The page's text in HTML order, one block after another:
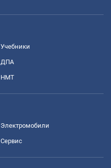
Учебники
ДПА
НМТ
Электромобили
Сервис